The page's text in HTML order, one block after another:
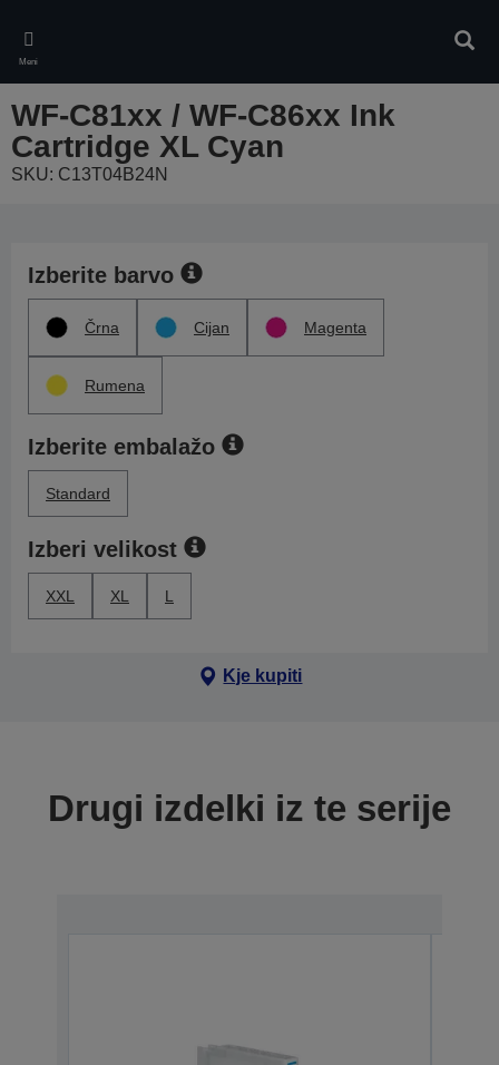
main
content
Meni
WF-C81xx / WF-C86xx Ink
Cartridge XL Cyan
SKU: C13T04B24N
Izberite barvo
Črna Cijan Magenta
Rumena
Izberite embalažo
Standard
Izberi velikost
XXL XL L
Kje kupiti
Drugi izdelki iz te serije